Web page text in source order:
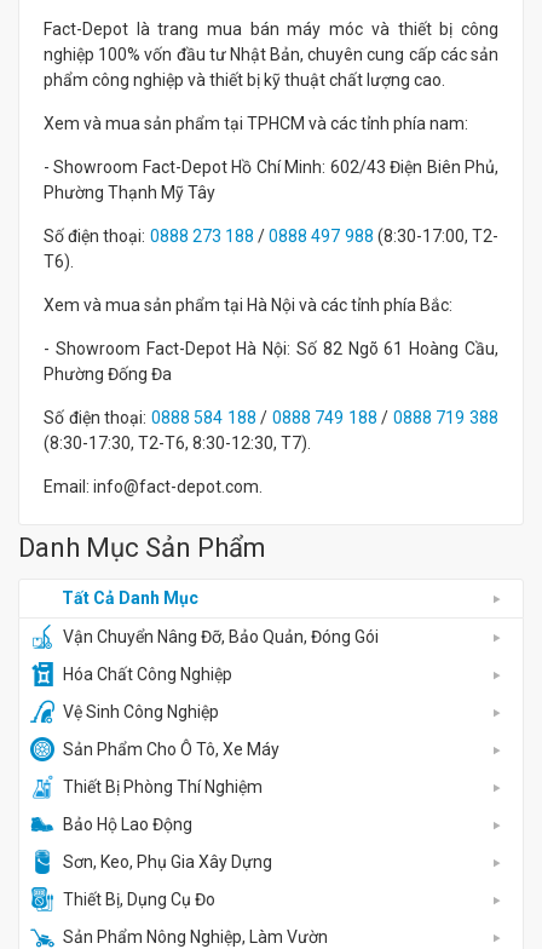
Fact-Depot là trang mua bán máy móc và thiết bị công
nghiệp 100% vốn đầu tư Nhật Bản, chuyên cung cấp các sản
phẩm công nghiệp và thiết bị kỹ thuật chất lượng cao.
Xem và mua sản phẩm tại TPHCM và các tỉnh phía nam:
- Showroom Fact-Depot Hồ Chí Minh: 602/43 Điện Biên Phủ,
Phường Thạnh Mỹ Tây
Số điện thoại: 0888 273 188 /0888 497 988 (8:30-17:00, T2-
T6).
Xem và mua sản phẩm tại Hà Nội và các tỉnh phía Bắc:
- Showroom Fact-Depot Hà Nội: Số 82 Ngõ 61 Hoàng Cầu,
Phường Đống Đa
Số điện thoại: 0888 584 188 / 0888 749 188 / 0888 719 388
(8:30-17:30, T2-T6, 8:30-12:30, T7).
Email: info@fact-depot.com.
Danh Mục Sản Phẩm
Tất Cả Danh Mục
Vận Chuyển Nâng Đỡ, Bảo Quản, Đóng Gói
Hóa Chất Công Nghiệp
Vệ Sinh Công Nghiệp
Sản Phẩm Cho Ô Tô, Xe Máy
Thiết Bị Phòng Thí Nghiệm
Bảo Hộ Lao Động
Sơn, Keo, Phụ Gia Xây Dựng
Thiết Bị, Dụng Cụ Đo
Sản Phẩm Nông Nghiệp, Làm Vườn